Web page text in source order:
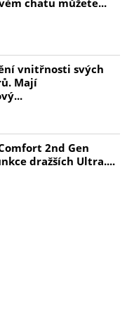
sílu
zdvihem membrány
vnitřnosti svých
Mají
2nd Gen
dražších Ultra....